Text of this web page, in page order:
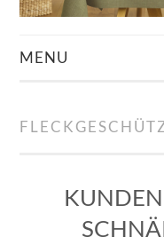
MENU
ÜBER UNS